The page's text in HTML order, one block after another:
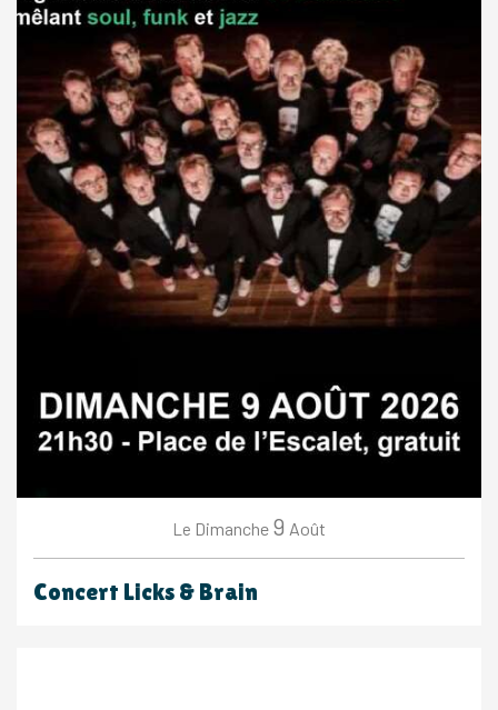
Le Dimanche 9 Août
Concert Licks & Brain